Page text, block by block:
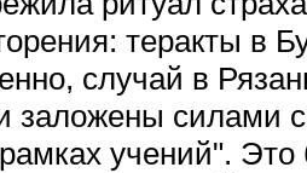
теракты в
случай в
заложены силами
учений". Это